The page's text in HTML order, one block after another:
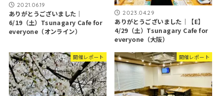
2021.06.19
ありがとうございました｜
6/19（土）Tsunagary Cafe for
everyone（オンライン）
2023.04.29
ありがとうございました｜【E】
4/29（土）Tsunagary Cafe for
everyone（大阪）
開催レポート 開催レポート